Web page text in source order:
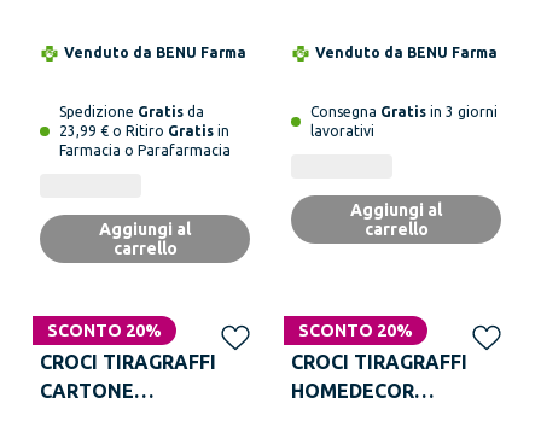
Venduto da BENU Farma
Spedizione Gratis da
23,99 € o Ritiro Gratis in
Farmacia o Parafarmacia
Aggiungi al
carrello
Venduto da BENU Farma
Consegna Gratis in 3 giorni
lavorativi
Aggiungi al
carrello
SCONTO 20%
CROCI TIRAGRAFFI
CARTONE
SCONTO 20%
CROCI TIRAGRAFFI
HOMEDECOR